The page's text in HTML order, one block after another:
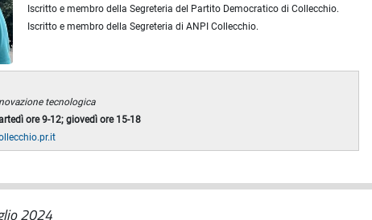
Iscritto e membro della Segreteria del Partito Democratico di Collecchio.
Iscritto e membro della Segreteria di ANPI Collecchio.
tecnologica
ore 9-12; giovedì ore 15-18
2024